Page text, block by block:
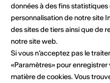
Lieu de l'événement
données à des fins
personnalisation de notre site
des sites de tiers ainsi que de
notre site web.
Si vous n’acceptez pas le
«Paramètres» pour
matière de cookies. Vous